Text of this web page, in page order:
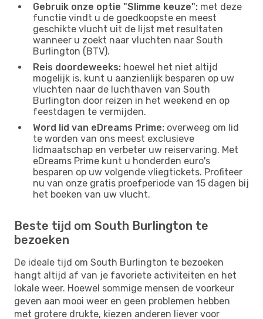
Gebruik onze optie "Slimme keuze": met deze
functie vindt u de goedkoopste en meest
geschikte vlucht uit de lijst met resultaten
wanneer u zoekt naar vluchten naar South
Burlington (BTV).
Reis doordeweeks: hoewel het niet altijd
mogelijk is, kunt u aanzienlijk besparen op uw
vluchten naar de luchthaven van South
Burlington door reizen in het weekend en op
feestdagen te vermijden.
Word lid van eDreams Prime: overweeg om lid
te worden van ons meest exclusieve
lidmaatschap en verbeter uw reiservaring. Met
eDreams Prime kunt u honderden euro's
besparen op uw volgende vliegtickets. Profiteer
nu van onze gratis proefperiode van 15 dagen bij
het boeken van uw vlucht.
Beste tijd om South Burlington te
bezoeken
De ideale tijd om South Burlington te bezoeken
hangt altijd af van je favoriete activiteiten en het
lokale weer. Hoewel sommige mensen de voorkeur
geven aan mooi weer en geen problemen hebben
met grotere drukte, kiezen anderen liever voor